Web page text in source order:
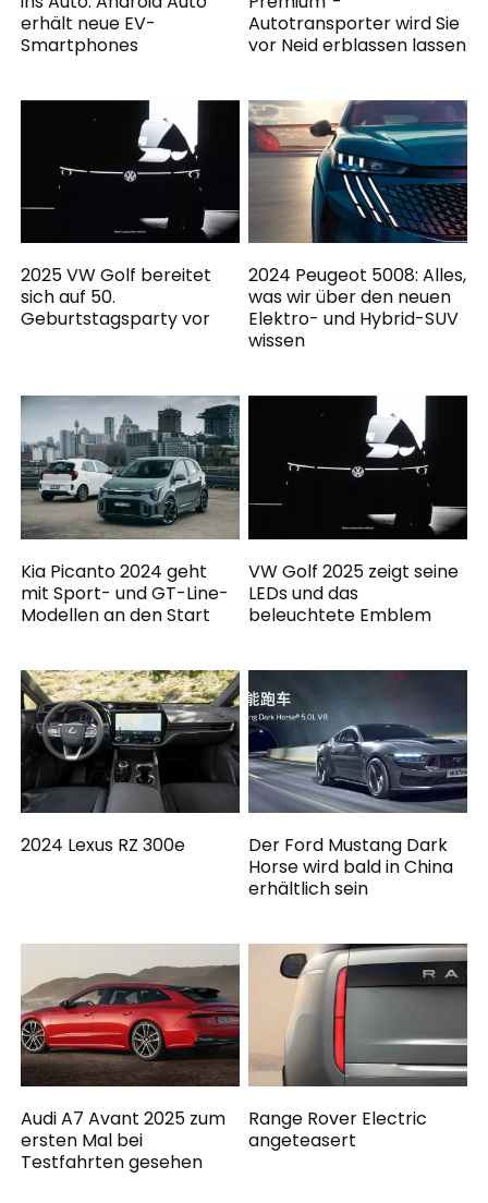
erhält neue EV-
Smartphones
Autotransporter wird Sie
vor Neid erblassen lassen
2025 VW Golf bereitet
sich auf 50.
Geburtstagsparty vor
2024 Peugeot 5008: Alles,
was wir über den neuen
Elektro- und Hybrid-SUV
wissen
Kia Picanto 2024 geht
mit Sport- und GT-Line-
Modellen an den Start
VW Golf 2025 zeigt seine
LEDs und das
beleuchtete Emblem
2024 Lexus RZ 300e
Der Ford Mustang Dark
Horse wird bald in China
erhältlich sein
Audi A7 Avant 2025 zum
ersten Mal bei
Testfahrten gesehen
Range Rover Electric
angeteasert